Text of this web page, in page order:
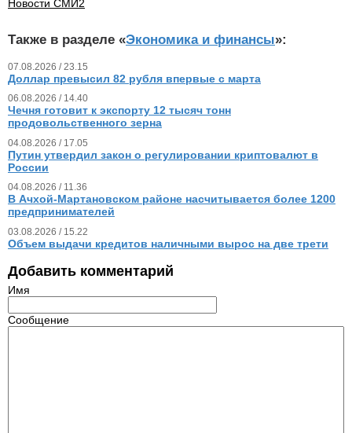
Новости СМИ2
Также в разделе «Экономика и финансы»:
07.08.2026 / 23.15
Доллар превысил 82 рубля впервые с марта
06.08.2026 / 14.40
Чечня готовит к экспорту 12 тысяч тонн
продовольственного зерна
04.08.2026 / 17.05
Путин утвердил закон о регулировании криптовалют в
России
04.08.2026 / 11.36
В Ачхой-Мартановском районе насчитывается более 1200
предпринимателей
03.08.2026 / 15.22
Объем выдачи кредитов наличными вырос на две трети
Добавить комментарий
Имя
Сообщение